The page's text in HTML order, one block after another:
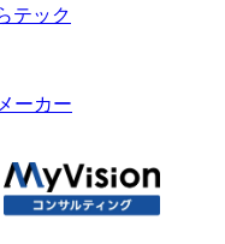
テック
ーカー